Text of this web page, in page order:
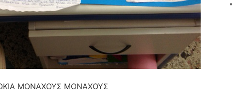
ΜΟΝΑΧΟΥΣ ΜΟΝΑΧΟΥΣ